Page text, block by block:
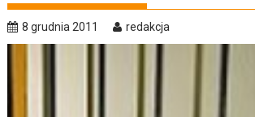
8 grudnia 2011 redakcja